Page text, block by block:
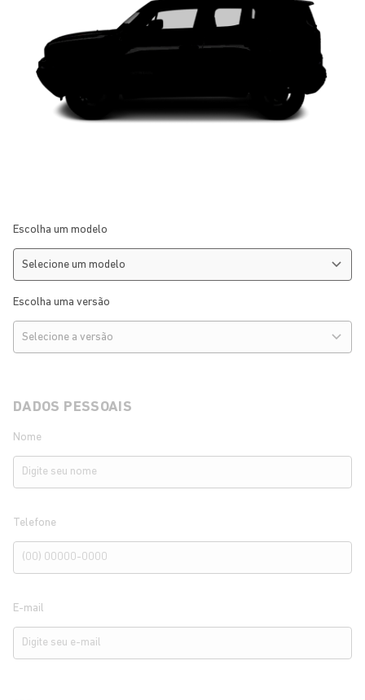
Escolha um modelo
Escolha uma versão
DADOS PESSOAIS
Nome
Telefone
E-mail